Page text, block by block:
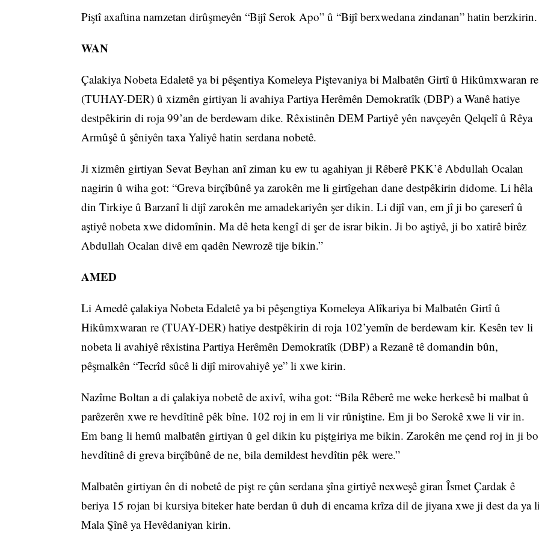
Piştî axaftina namzetan dirûşmeyên “Bijî Serok Apo” û “Bijî berxwedana zindanan” hatin
WAN
Çalakiya Nobeta Edaletê ya bi pêşentiya Komeleya Piştevaniya bi Malbatên Girtî û Hikûmxwaran re
(TUHAY-DER) û xizmên girtiyan li avahiya Partiya Herêmên Demokratîk (DBP) a Wanê hatiye
destpêkirin di roja 99’an de berdewam dike. Rêxistinên DEM Partiyê yên navçeyên Qelqelî û Rêya
Armûşê û şêniyên taxa Yaliyê hatin serdana nobetê.
Ji xizmên girtiyan Sevat Beyhan anî ziman ku ew tu agahiyan ji Rêberê PKK’ê Abdullah Ocalan
nagirin û wiha got: “Greva birçîbûnê ya zarokên me li girtîgehan dane destpêkirin didome. Li hêla
din Tirkiye û Barzanî li dijî zarokên me amadekariyên şer dikin. Li dijî van, em jî ji bo çareserî û
aştiyê nobeta xwe didomînin. Ma dê heta kengî di şer de israr bikin. Ji bo aştiyê, ji bo xatirê birêz
Abdullah Ocalan divê em qadên Newrozê tije bikin.”
AMED
Li Amedê çalakiya Nobeta Edaletê ya bi pêşengtiya Komeleya Alîkariya bi Malbatên Girtî û
Hikûmxwaran re (TUAY-DER) hatiye destpêkirin di roja 102’yemîn de berdewam kir. Kesên tev li
nobeta li avahiyê rêxistina Partiya Herêmên Demokratîk (DBP) a Rezanê tê domandin bûn,
pêşmalkên “Tecrîd sûcê li dijî mirovahiyê ye” li xwe kirin.
Nazîme Boltan a di çalakiya nobetê de axivî, wiha got: “Bila Rêberê me weke herkesê bi malbat û
parêzerên xwe re hevdîtinê pêk bîne. 102 roj in em li vir rûniştine. Em ji bo Serokê xwe li vir in.
Em bang li hemû malbatên girtiyan û gel dikin ku piştgiriya me bikin. Zarokên me çend roj in ji bo
hevdîtinê di greva birçîbûnê de ne, bila demildest hevdîtin pêk were.”
Malbatên girtiyan ên di nobetê de pişt re çûn serdana şîna girtiyê nexweşê giran Îsmet Çardak ê
beriya 15 rojan bi kursiya biteker hate berdan û duh di encama krîza dil de jiyana xwe ji dest da ya
Mala Şînê ya Hevêdaniyan kirin.